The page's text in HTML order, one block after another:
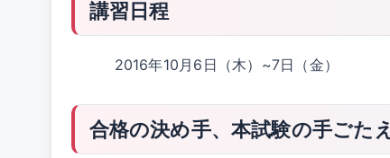
講習日程
2016年10月6日（木）~7日（金）
合格の決め手、本試験の手ごたえ